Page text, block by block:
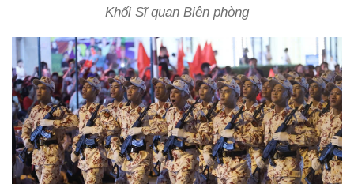
Khối Sĩ quan Biên phòng